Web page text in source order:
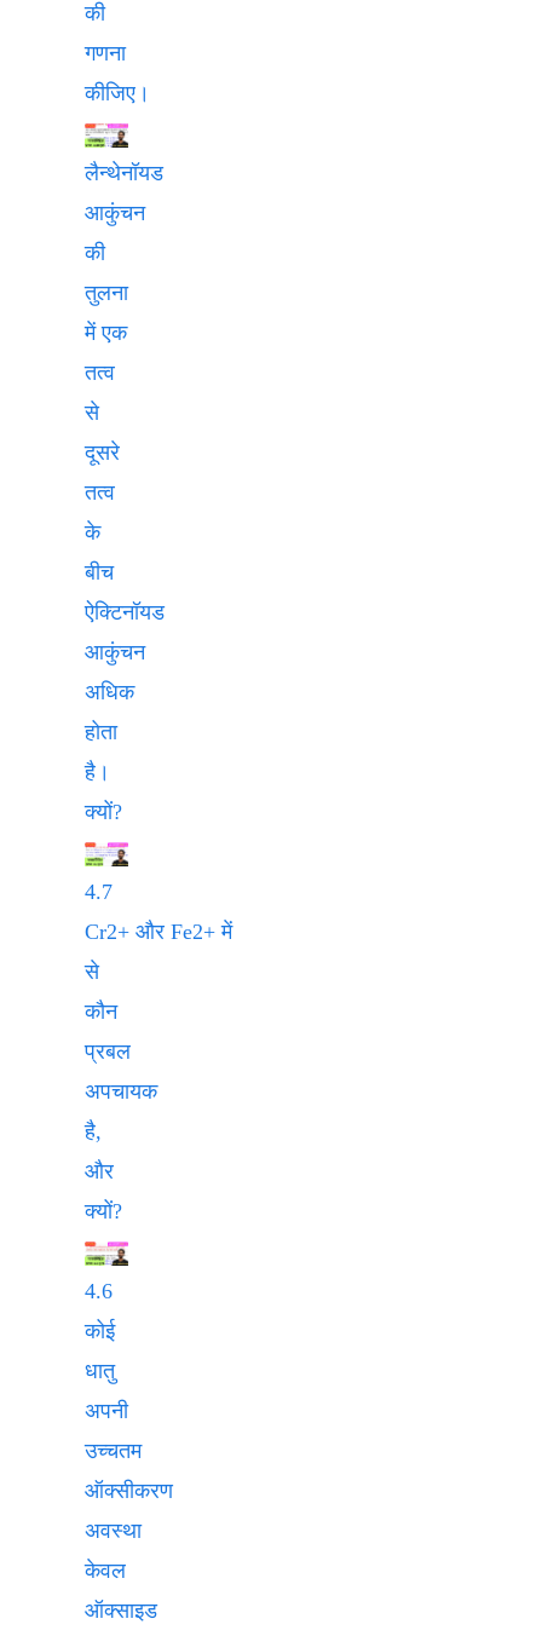
की
गणना
कीजिए।
लैन्थेनॉयड
आकुंचन
की
तुलना
में एक
तत्व
से
दूसरे
तत्व
के
बीच
ऐक्टिनॉयड
आकुंचन
अधिक
होता
है।
क्यों?
4.7
Cr2+ और Fe2+ में
से
कौन
प्रबल
अपचायक
है,
और
क्यों?
4.6
कोई
धातु
अपनी
उच्चतम
ऑक्सीकरण
अवस्था
केवल
ऑक्साइड